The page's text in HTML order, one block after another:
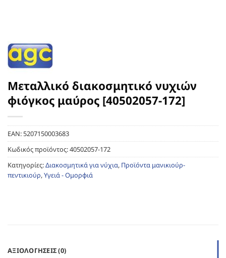
Μεταλλικό διακοσμητικό νυχιών
φιόγκος μαύρος [40502057-172]
EAN:5207150003683
Κωδικός προϊόντος:40502057-172
Κατηγορίες:Διακοσμητικά για νύχια, Προϊόντα μανικιούρ-
πεντικιούρ,Υγειά - Ομορφιά
ΑΞΙΟΛΟΓΉΣΕΙΣ (0)